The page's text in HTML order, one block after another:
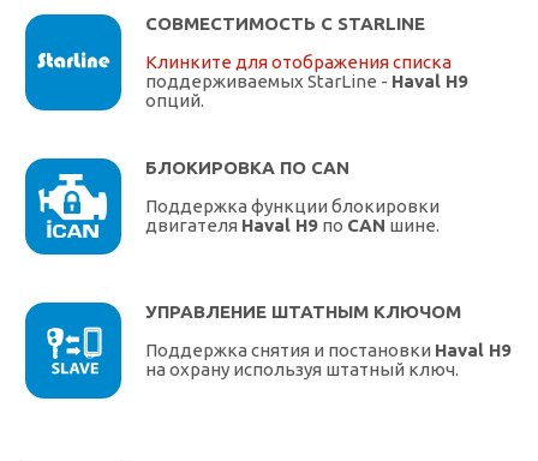
СОВМЕСТИМОСТЬ С STARLINE
Клинките для отображения списка
поддерживаемых StarLine - Haval H9
опций.
БЛОКИРОВКА ПО CAN
Поддержка функции блокировки
двигателя Haval H9 по CAN шине.
УПРАВЛЕНИЕ ШТАТНЫМ КЛЮЧОМ
Поддержка снятия и постановки Haval H9
на охрану используя штатный ключ.